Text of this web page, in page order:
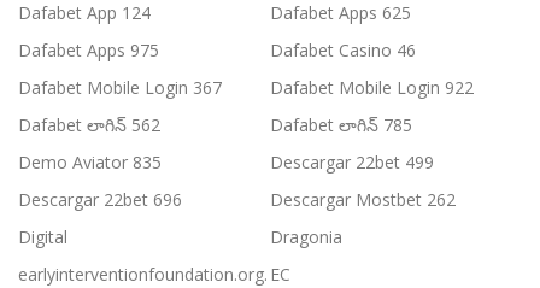
Dafabet App 124
Dafabet Apps 625
Dafabet Apps 975
Dafabet Casino 46
Dafabet Mobile Login 367
Dafabet Mobile Login 922
Dafabet లాగిన్ 562
Dafabet లాగిన్ 785
Demo Aviator 835
Descargar 22bet 499
Descargar 22bet 696
Descargar Mostbet 262
Digital
Dragonia
earlyinterventionfoundation.org. EC